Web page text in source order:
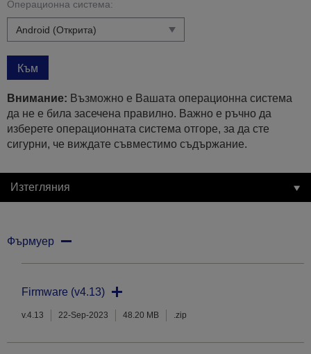
Операционна система:
Към
Внимание: Възможно е Вашата операционна система
да не е била засечена правилно. Важно е ръчно да
изберете операционната система отгоре, за да сте
сигурни, че виждате съвместимо съдържание.
Изтегляния
Фърмуер
Firmware (v4.13)
v.4.13 22-Sep-2023 48.20 MB .zip